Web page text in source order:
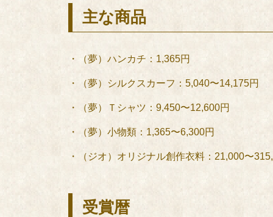
主な商品
・（夢）ハンカチ：1,365円
・（夢）シルクスカーフ：5,040〜14,175円
・（夢）Ｔシャツ：9,450〜12,600円
・（夢）小物類：1,365〜6,300円
・（ジオ）オリジナル創作衣料：21,000〜
受賞暦